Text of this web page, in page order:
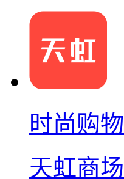
时尚购物
天虹商场